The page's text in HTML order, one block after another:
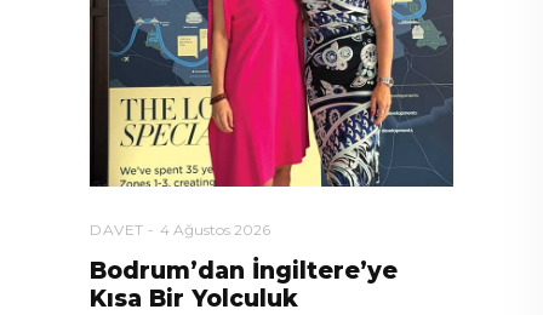
DAVET 4 Ağustos 2026
Bodrum’dan İngiltere’ye
Kısa Bir Yolculuk